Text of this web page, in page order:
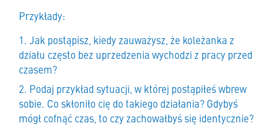
Przykłady:
Jak postąpisz, kiedy zauważysz, że koleżanka z
działu często bez uprzedzenia wychodzi z pracy przed
czasem?
Podaj przykład sytuacji, w której postąpiłeś wbrew
sobie. Co skłoniło cię do takiego działania? Gdybyś
mógł cofnąć czas, to czy zachowałbyś się identycznie?